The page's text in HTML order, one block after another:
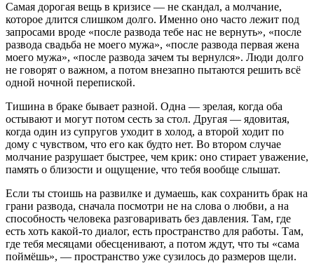
Самая дорогая вещь в кризисе — не скандал, а молчание,
которое длится слишком долго. Именно оно часто лежит под
запросами вроде «после развода тебе нас не вернуть», «после
развода свадьба не моего мужа», «после развода первая жена
моего мужа», «после развода зачем ты вернулся». Люди долго
не говорят о важном, а потом внезапно пытаются решить всё
одной ночной перепиской.
Тишина в браке бывает разной. Одна — зрелая, когда оба
остывают и могут потом сесть за стол. Другая — ядовитая,
когда один из супругов уходит в холод, а второй ходит по
дому с чувством, что его как будто нет. Во втором случае
молчание разрушает быстрее, чем крик: оно стирает уважение,
память о близости и ощущение, что тебя вообще слышат.
Если ты стоишь на развилке и думаешь, как сохранить брак на
грани развода, сначала посмотри не на слова о любви, а на
способность человека разговаривать без давления. Там, где
есть хоть какой-то диалог, есть пространство для работы. Там,
где тебя месяцами обесценивают, а потом ждут, что ты «сама
поймёшь», — пространство уже сузилось до размеров щели.